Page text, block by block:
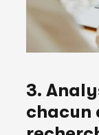
3.
chacun